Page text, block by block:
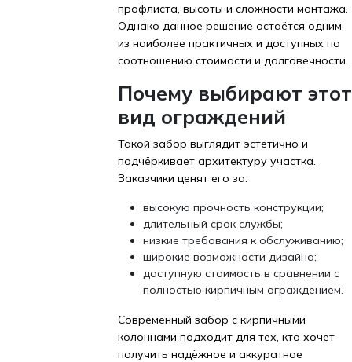
профлиста, высоты и сложности монтажа.
Однако данное решение остаётся одним
из наиболее практичных и доступных по
соотношению стоимости и долговечности.
Почему выбирают этот
вид ограждений
Такой забор выглядит эстетично и
подчёркивает архитектуру участка.
Заказчики ценят его за:
высокую прочность конструкции;
длительный срок службы;
низкие требования к обслуживанию;
широкие возможности дизайна;
доступную стоимость в сравнении с
полностью кирпичным ограждением.
Современный забор с кирпичными
колоннами подходит для тех, кто хочет
получить надёжное и аккуратное